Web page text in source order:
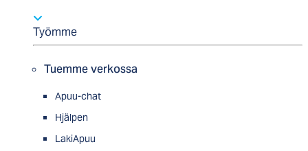
Työmme
Tuemme verkossa
Apuu-chat
Hjälpen
LakiApuu